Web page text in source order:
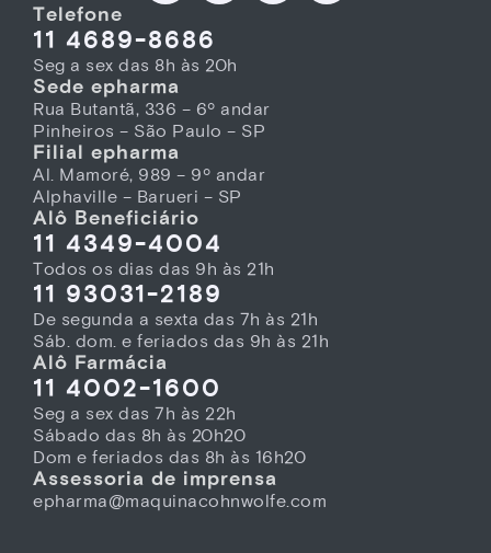
Telefone
11 4689-8686
Seg a sex das 8h às 20h
Sede epharma
Rua Butantã, 336 – 6º andar
Pinheiros – São Paulo – SP
Filial epharma
Al. Mamoré, 989 – 9º andar
Alphaville – Barueri – SP
Alô Beneficiário
11 4349-4004
Todos os dias das 9h às 21h
11 93031-2189
De segunda a sexta das 7h às 21h
Sáb. dom. e feriados das 9h às 21h
Alô Farmácia
11 4002-1600
Seg a sex das 7h às 22h
Sábado das 8h às 20h20
Dom e feriados das 8h às 16h20
Assessoria de imprensa
epharma@maquinacohnwolfe.com